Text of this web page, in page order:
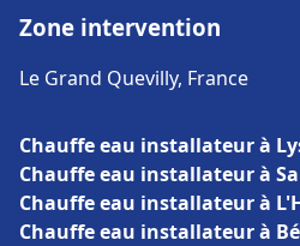
Zone intervention
Le Grand Quevilly, France
Chauffe eau installateur à
Chauffe eau installateur à
Chauffe eau installateur à
Chauffe eau installateur à